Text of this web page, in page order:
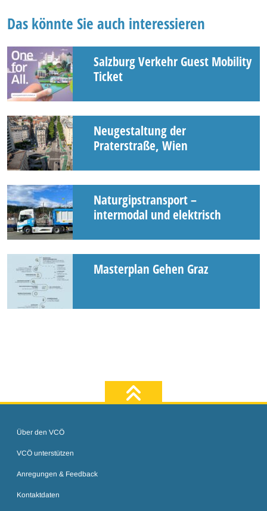
Das könnte Sie auch interessieren
Salzburg Verkehr Guest Mobility
Ticket
Neugestaltung der
Praterstraße, Wien
Naturgipstransport –
intermodal und elektrisch
Masterplan Gehen Graz
Über den VCÖ
VCÖ unterstützen
Anregungen & Feedback
Kontaktdaten